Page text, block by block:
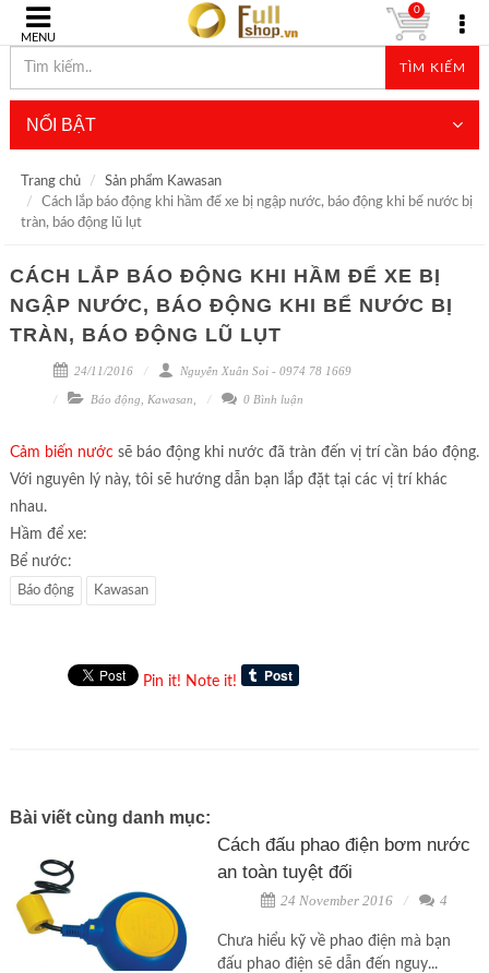
MENU
TÌM KIẾM
0
NỔI BẬT
Trang chủ
Sản phẩm Kawasan
Cách lắp báo động khi hầm để xe bị ngập nước, báo động khi bể nước bị
tràn, báo động lũ lụt
CÁCH LẮP BÁO ĐỘNG KHI HẦM ĐỂ XE BỊ
NGẬP NƯỚC, BÁO ĐỘNG KHI BỂ NƯỚC BỊ
TRÀN, BÁO ĐỘNG LŨ LỤT
24/11/2016 Nguyễn Xuân Soi - 0974 78 1669
Báo động Kawasan 0 Bình luận
Cảm biến nướcsẽ báo động khi nước đã tràn đến vị trí cần báo động.
Với nguyên lý này, tôi sẽ hướng dẫn bạn lắp đặt tại các vị trí khác
nhau.
Hầm để xe:
Bể nước:
Báo động Kawasan
Pin it! Note it!
Bài viết cùng danh mục:
Cách đấu phao điện bơm nước
an toàn tuyệt đối
24 November 2016 4
Chưa hiểu kỹ về phao điện mà bạn
đấu phao điện sẽ dẫn đến nguy...